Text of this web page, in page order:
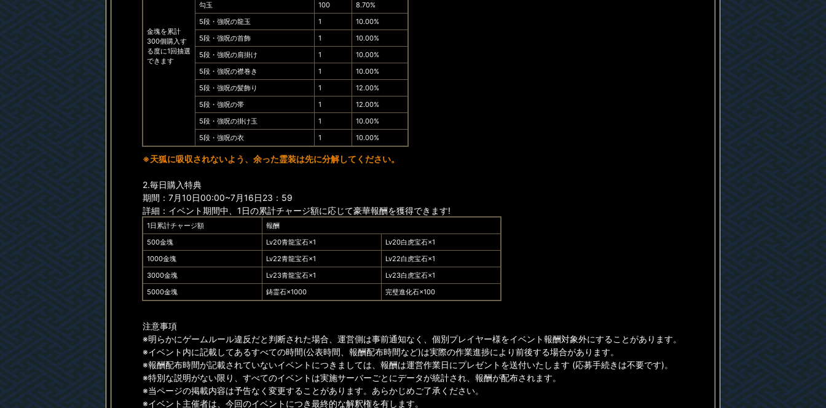
金塊を累計
300個購入す
る度に1回抽選
できます
勾玉
100
8.70%
5段・強呪の龍玉
1
10.00%
5段・強呪の首飾
1
10.00%
5段・強呪の肩掛け
1
10.00%
5段・強呪の襟巻き
1
10.00%
5段・強呪の髪飾り
1
12.00%
5段・強呪の帯
1
12.00%
5段・強呪の掛け玉
1
10.00%
5段・強呪の衣
1 10.00%
※天狐に吸収されないよう、余った霊装は先に分解してください。
2.毎日購入特典
期間：7月10日00:00~7月16日23：59
詳細：イベント期間中、1日の累計チャージ額に応じて豪華報酬を獲得できます!
1日累計チャージ額
報酬
500金塊
Lv20青龍宝石×1
Lv20白虎宝石×1
1000金塊
Lv22青龍宝石×1
Lv22白虎宝石×1
3000金塊
Lv23青龍宝石×1
Lv23白虎宝石×1
5000金塊
鋳霊石×1000 完璧進化石×100
注意事項
※明らかにゲームルール違反だと判断された場合、運営側は事前通知なく、個別プレイヤー様をイベント報酬対象外にすることがあります。
※イベント内に記載してあるすべての時間(公表時間、報酬配布時間など)は実際の作業進捗により前後する場合があります。
※報酬配布時間が記載されていないイベントにつきましては、報酬は運営作業日にプレゼントを送付いたします (応募手続きは不要です)。
※特別な説明がない限り、すべてのイベントは実施サーバーごとにデータが統計され、報酬が配布されます。
※当ページの掲載内容は予告なく変更することがあります。あらかじめご了承ください。
※イベント主催者は、今回のイベントにつき最終的な解釈権を有します。